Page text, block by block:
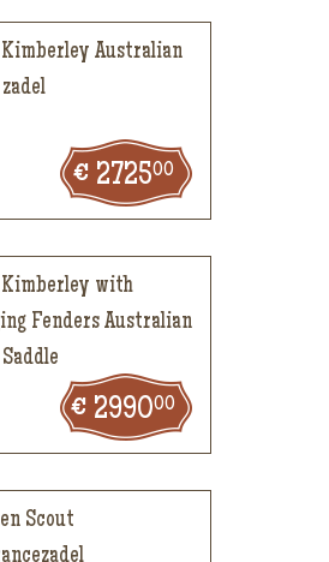
Australian
272500
with
Fenders Australian
299000
Scout